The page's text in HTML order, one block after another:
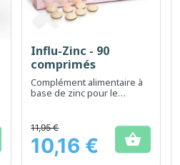
Aperçu rapide
Influ-Zinc - 90
comprimés
Complément alimentaire à
base de zinc pour le
Prix
11,95 €
10,16 € 